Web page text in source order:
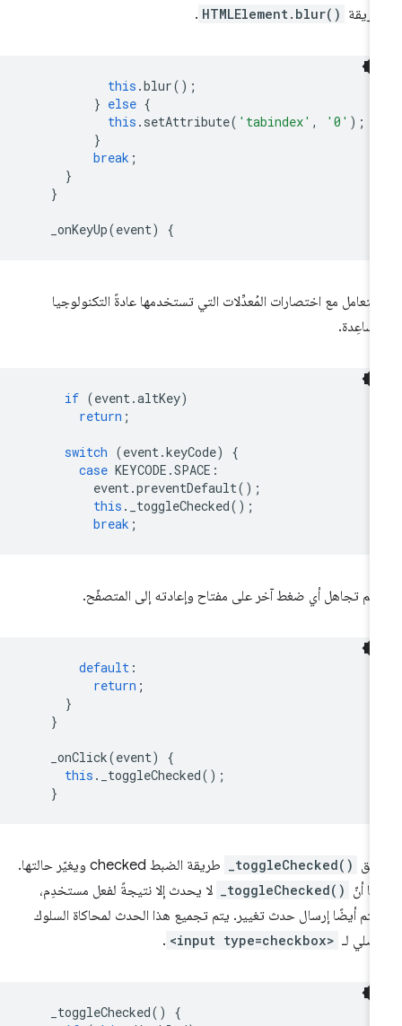
HTMLElement.blur()
.
this.blur
} else
this.setAttribute('tabindex' , '0'
break
_onKeyUp(event
تتعامل مع اختصارات المُعدِّلات التي تستخدمها عادةً التكنولوجيا
if (event.altKey
return
switch (event.keyCode
case KEYCODE.SPACE
event.preventDefault
this._toggleChecked
break
تجاهل أي ضغط آخر على مفتاح وإعادته إلى المتصفّح.
default
return
_onClick(event
this._toggleChecked
_toggleChecked()
طريقة الضبط checked ويغيّر حالتها.
_toggleChecked() لا يحدث إلا نتيجةً لفعل مستخدِم،
أيضًا إرسال حدث تغيير. يتم تجميع هذا الحدث لمحاكاة السلوك
لـ <input type=checkbox>
.
_toggleChecked ()